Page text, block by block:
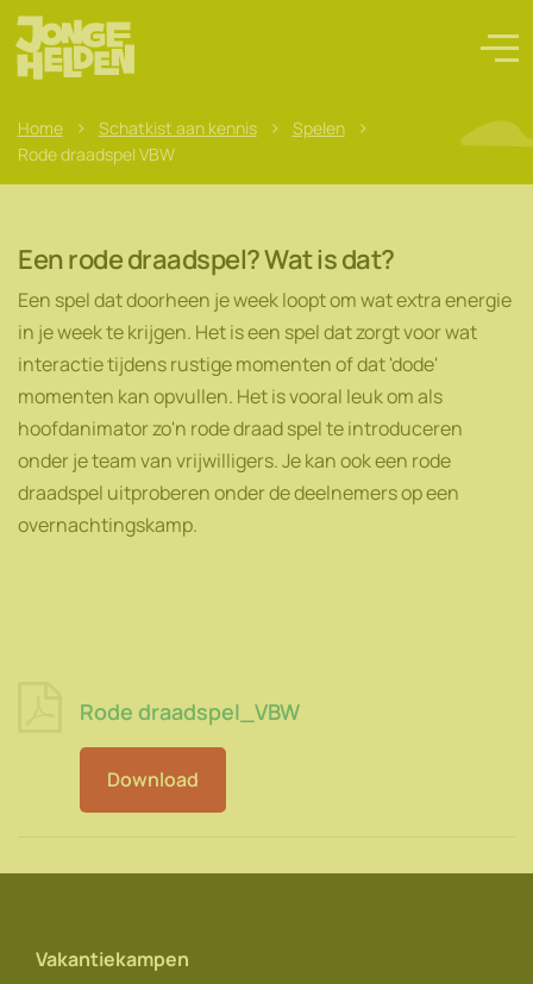
Home > Schatkist aan kennis > Spelen >
Rode draadspel VBW
Een rode draadspel? Wat is dat?
Een spel dat doorheen je week loopt om wat extra energie
in je week te krijgen. Het is een spel dat zorgt voor wat
interactie tijdens rustige momenten of dat 'dode'
momenten kan opvullen. Het is vooral leuk om als
hoofdanimator zo'n rode draad spel te introduceren
onder je team van vrijwilligers. Je kan ook een rode
draadspel uitproberen onder de deelnemers op een
overnachtingskamp.
Rode draadspel_VBW
Download
Vakantiekampen